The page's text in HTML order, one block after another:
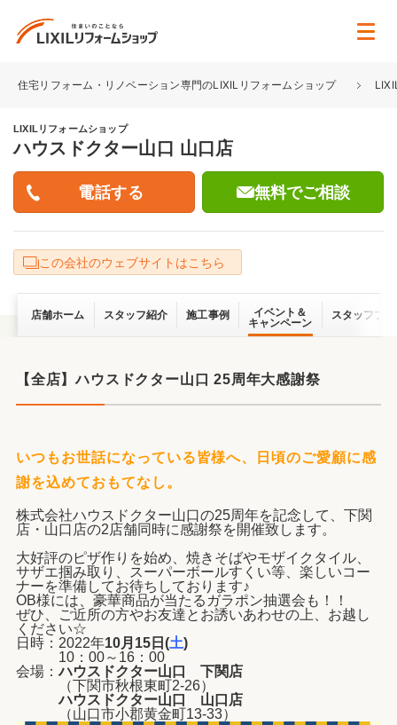
住宅リフォーム・リノベーション専門のLIXILリフォームショップ
LIXILリフォームショップ
ハウスドクター山口 山口店
無料でご相談
この会社のウェブサイトはこちら
店舗ホーム スタッフ紹介 施工事例
イベント＆
キャンペーン
スタッフブ
【全店】ハウスドクター山口 25周年大感謝祭
いつもお世話になっている皆様へ、
日頃のご愛顧に感
謝を込めておもてなし。
株式会社ハウスドクター山口の25周年を記念して、下関
店・山口店の2店舗同時に感謝祭を開催致します。
大好評のピザ作りを始め、 焼きそばやモザイクタイル、
サザエ掴み取り、スーパーボールすくい等、 楽しいコー
ナーを準備してお待ちしております♪
OB様には、豪華商品が当たるガラポン抽選会も！！
ぜひ、ご近所の方やお友達とお誘いあわせの上、お越し
ください☆
日時：2022年10月15日 (土)
10：00～16：00
会場：ハウスドクター山口 下関店
（下関市秋根東町2-26）
ハウスドクター山口 山口店
（山口市小郡黄金町13-33）